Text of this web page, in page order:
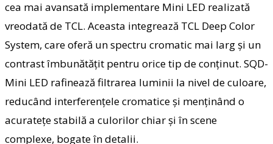
cea mai avansată implementare Mini LED realizată
vreodată de TCL. Aceasta integrează TCL Deep Color
System, care oferă un spectru cromatic mai larg și un
contrast îmbunătățit pentru orice tip de conținut. SQD-
Mini LED rafinează filtrarea luminii la nivel de culoare,
reducând interferențele cromatice și menținând o
acuratețe stabilă a culorilor chiar și în scene
complexe, bogate în detalii.